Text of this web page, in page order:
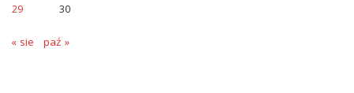
29
30
« sie paź »